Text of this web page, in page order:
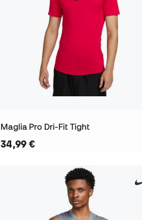
Maglia Pro Dri-Fit Tight
34,99 €